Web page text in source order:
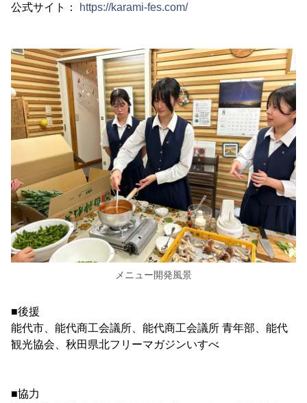
公式サイト： https://karami-fes.com/
メニュー開発風景
■後援
能代市、能代商工会議所、能代商工会議所 青年部、能代
観光協会、秋田県北フリーマガジンいすべ
■協力